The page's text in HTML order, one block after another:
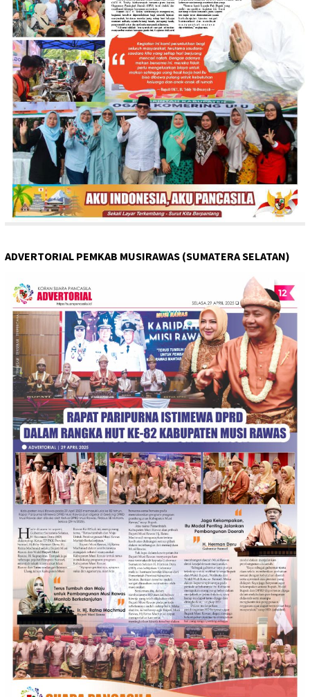
ADVERTORIAL PEMKAB MUSIRAWAS (SUMATERA SELATAN)